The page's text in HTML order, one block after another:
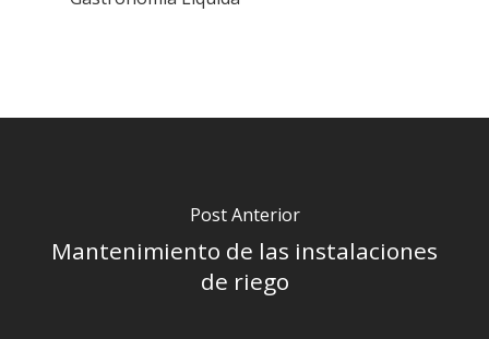
Post Anterior
Mantenimiento de las instalaciones
de riego